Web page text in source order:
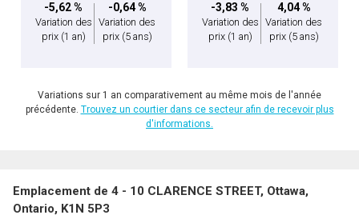
-5,62 %
Variation des
prix (1 an)
-0,64 %
Variation des
prix (5 ans)
-3,83 %
Variation des
prix (1 an)
4,04 %
Variation des
prix (5 ans)
Variations sur 1 an comparativement au même mois de l'année
précédente. Trouvez un courtier dans ce secteur afin de recevoir plus
d'informations.
Emplacement de 4 - 10 CLARENCE STREET, Ottawa,
Ontario, K1N 5P3